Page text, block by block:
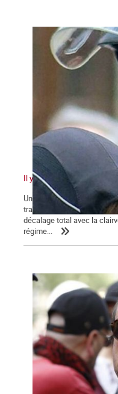
Il y a quelque chose de
Un pouvoir en marche pour
traîner des casseroles
décalage total avec la
régime...